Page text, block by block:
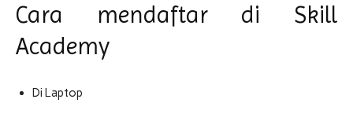
Cara mendaftar di Skill
Academy
Di Laptop